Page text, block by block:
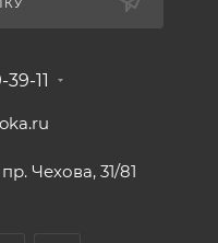
11
Чехова, 31/81